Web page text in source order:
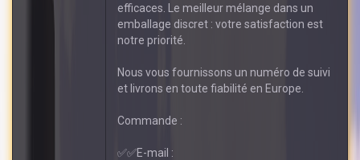
efficaces. Le meilleur mélange dans un
emballage discret : votre satisfaction est
notre priorité.
Nous vous fournissons un numéro de suivi
et livrons en toute fiabilité en Europe.
Commande :
✅✅E-mail :